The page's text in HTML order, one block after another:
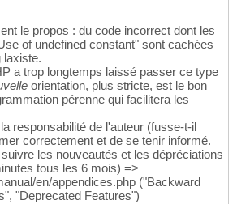
le propos : du code incorrect dont les
of undefined constant" sont cachées
laxiste.
a trop longtemps laissé passer ce type
orientation, plus stricte, est le bon
pérenne qui facilitera les
responsabilité de l'auteur (fusse-t-il
correctement et de se tenir informé.
les nouveautés et les dépréciations
tous les 6 mois) =>
en/appendices.php ("Backward
"Deprecated Features")